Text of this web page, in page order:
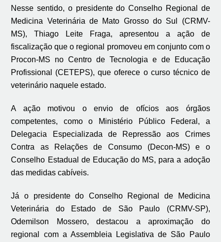
Nesse sentido, o presidente do Conselho Regional de
Medicina Veterinária de Mato Grosso do Sul (CRMV-
MS), Thiago Leite Fraga, apresentou a ação de
fiscalização que o regional promoveu em conjunto com o
Procon-MS no Centro de Tecnologia e de Educação
Profissional (CETEPS), que oferece o curso técnico de
veterinário naquele estado.
A ação motivou o envio de ofícios aos órgãos
competentes, como o Ministério Público Federal, a
Delegacia Especializada de Repressão aos Crimes
Contra as Relações de Consumo (Decon-MS) e o
Conselho Estadual de Educação do MS, para a adoção
das medidas cabíveis.
Já o presidente do Conselho Regional de Medicina
Veterinária do Estado de São Paulo (CRMV-SP),
Odemilson Mossero, destacou a aproximação do
regional com a Assembleia Legislativa de São Paulo